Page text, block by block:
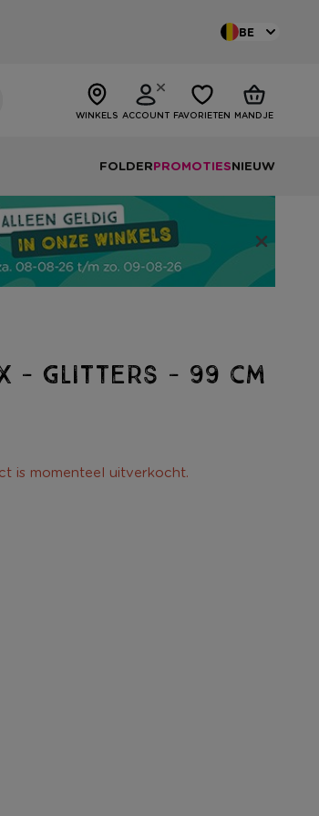
BE
WINKELS ACCOUNT FAVORIETEN MANDJE
FOLDERPROMOTIESNIEUW
- glitters - 99 cm
is momenteel uitverkocht.